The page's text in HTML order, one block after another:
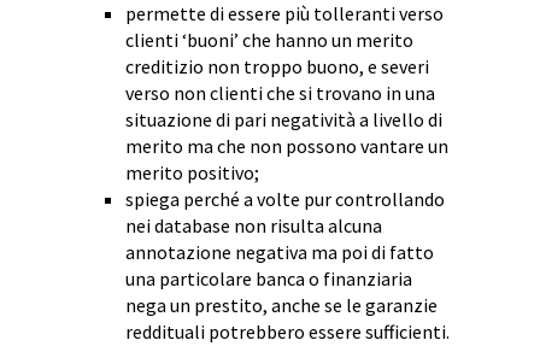
permette di essere più tolleranti verso
clienti ‘buoni’ che hanno un merito
creditizio non troppo buono, e severi
verso non clienti che si trovano in una
situazione di pari negatività a livello di
merito ma che non possono vantare un
merito positivo;
spiega perché a volte pur controllando
nei database non risulta alcuna
annotazione negativa ma poi di fatto
una particolare banca o finanziaria
nega un prestito, anche se le garanzie
reddituali potrebbero essere sufficienti.